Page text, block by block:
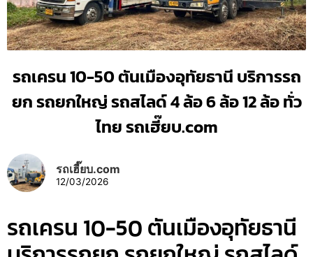
รถเครน 10-50 ตันเมืองอุทัยธานี บริการรถ
ยก รถยกใหญ่ รถสไลด์ 4 ล้อ 6 ล้อ 12 ล้อ ทั่ว
ไทย รถเฮี๊ยบ.com
รถเฮี๊ยบ.com
12/03/2026
รถเครน 10-50 ตันเมืองอุทัยธานี